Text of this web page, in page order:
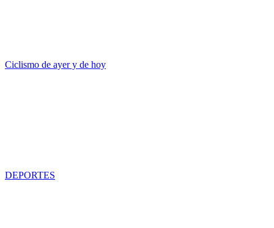
Ciclismo de ayer y de hoy
DEPORTES